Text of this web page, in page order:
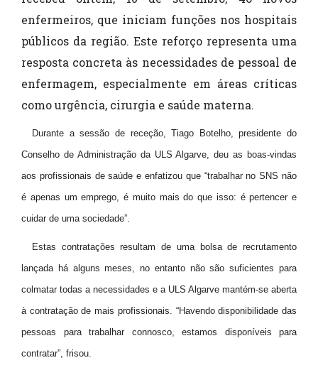
enfermeiros, que iniciam funções nos hospitais
públicos da região. Este reforço representa uma
resposta concreta às necessidades de pessoal de
enfermagem, especialmente em áreas críticas
como urgência, cirurgia e saúde materna.
Durante a sessão de receção, Tiago Botelho, presidente do
Conselho de Administração da ULS Algarve, deu as boas-vindas
aos profissionais de saúde e enfatizou que “trabalhar no SNS não
é apenas um emprego, é muito mais do que isso: é pertencer e
cuidar de uma sociedade”.
Estas contratações resultam de uma bolsa de recrutamento
lançada há alguns meses, no entanto não são suficientes para
colmatar todas a necessidades e a ULS Algarve mantém-se aberta
à contratação de mais profissionais. “Havendo disponibilidade das
pessoas para trabalhar connosco, estamos disponíveis para
contratar”, frisou.